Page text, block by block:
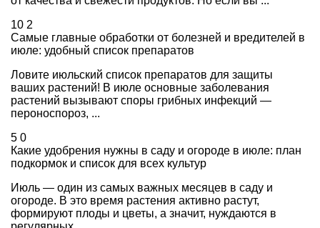
10 2
Самые главные обработки от болезней и вредителей в
июле: удобный список препаратов
Ловите июльский список препаратов для защиты
ваших растений! В июле основные заболевания
растений вызывают споры грибных инфекций —
пероноспороз, ...
5 0
Какие удобрения нужны в саду и огороде в июле: план
подкормок и список для всех культур
Июль — один из самых важных месяцев в саду и
огороде. В это время растения активно растут,
формируют плоды и цветы, а значит, нуждаются в